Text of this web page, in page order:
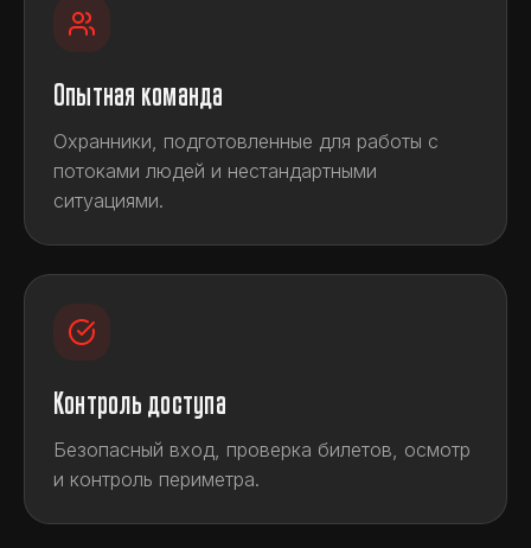
Опытная команда
Охранники, подготовленные для работы с
потоками людей и нестандартными
ситуациями.
Контроль доступа
Безопасный вход, проверка билетов, осмотр
и контроль периметра.